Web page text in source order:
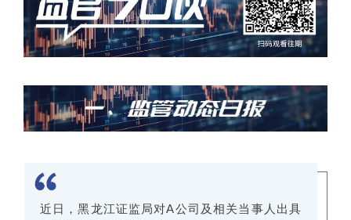
近日，黑龙江证监局对A公司及相关当事人出具